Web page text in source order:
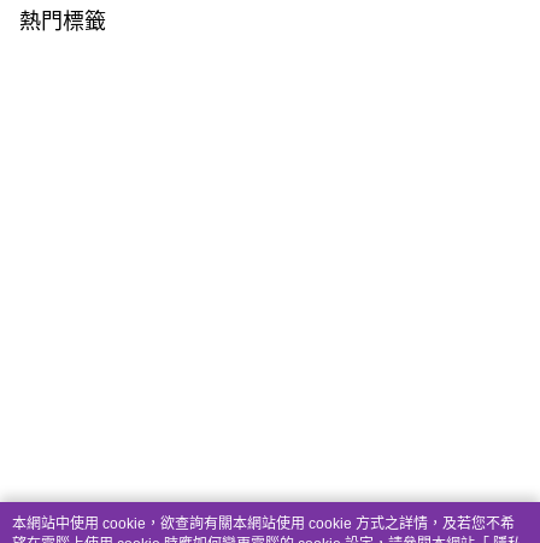
熱門標籤
本網站中使用 cookie，欲查詢有關本網站使用 cookie 方式之詳情，及若您不希